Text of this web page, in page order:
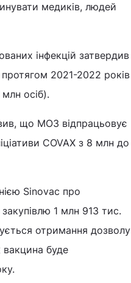
медиків, людей
інфекцій затвердив
протягом 2021-2022 років
осіб).
що МОЗ відпрацьовує
COVAX з 8 млн до
Sinovac про
1 млн 913 тис.
отримання дозволу
вакцина буде